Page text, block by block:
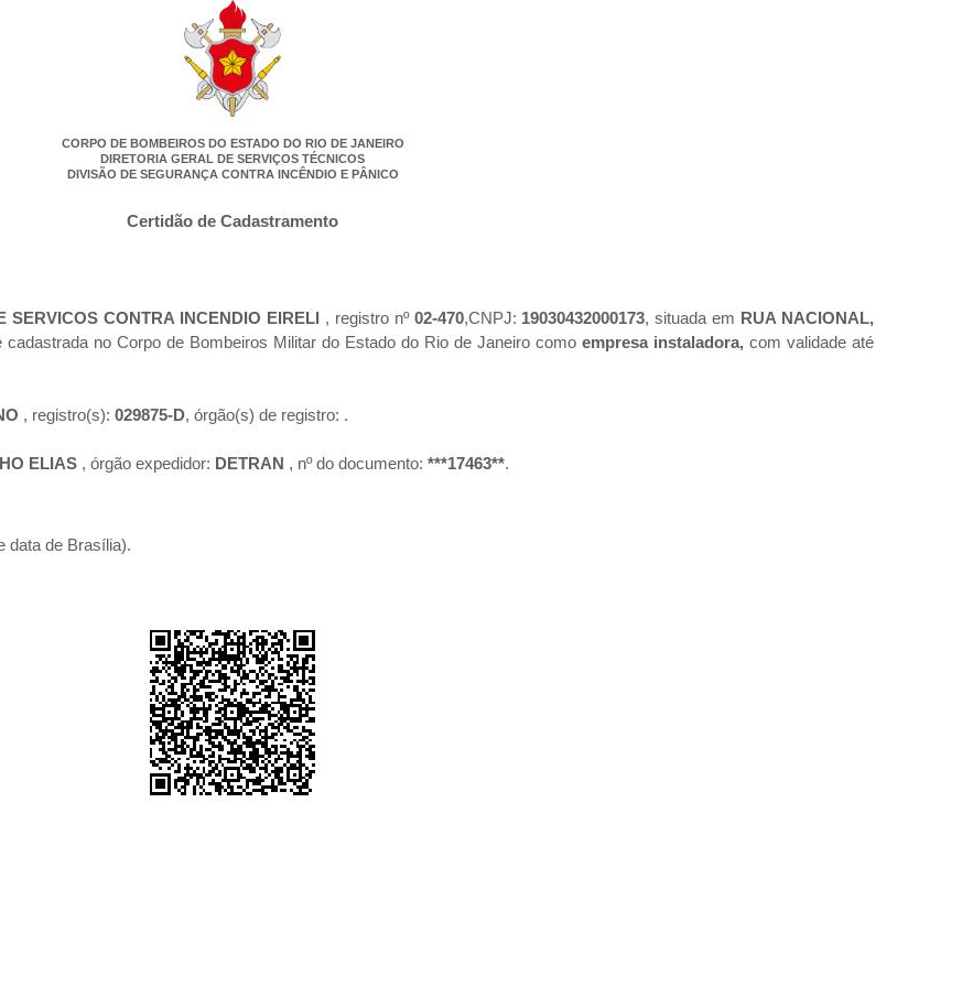
CORPO DE BOMBEIROS DO ESTADO DO RIO DE JANEIRO
DIRETORIA GERAL DE SERVIÇOS TÉCNICOS
DIVISÃO DE SEGURANÇA CONTRA INCÊNDIO E PÂNICO
Certidão de Cadastramento
SERVICOS CONTRA INCENDIO EIRELI , registro nº02-470,CNPJ: 19030432000173, situada em RUA NACIONAL,
cadastrada no Corpo de Bombeiros Militar do Estado do Rio de Janeiro como empresa instaladora, com validade até
, registro(s): 029875-D, órgão(s) de registro: .
ELIAS , órgão expedidor: DETRAN , nº do documento: ***17463**.
data de Brasília).